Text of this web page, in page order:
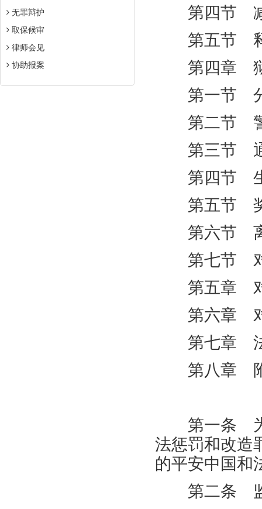
无罪辩护
取保候审
律师会见
协助报案
第四节 减
第五节 释
第四章 狱
第一节 分
第二节 警
第三节 通
第四节 生
第五节
第六节 离
第七节 对
第五章 对
第六章 对
第七章 法
第八章
第一条 为
法惩罚和改造
的平安中国和
第二条 监